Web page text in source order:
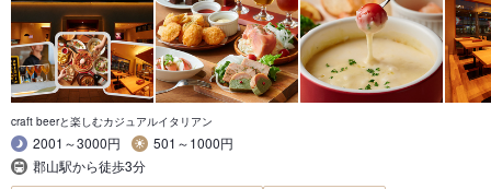
craft beerと楽しむカジュアルイタリアン
2001～3000円
501～1000円
郡山駅から徒歩3分